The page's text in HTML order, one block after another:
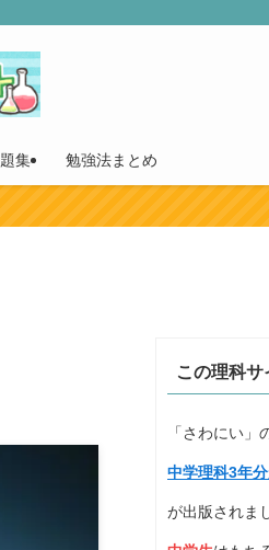
集 勉強法まとめ
この理科サ
「さわにい」
中学理科3年
が出版されま